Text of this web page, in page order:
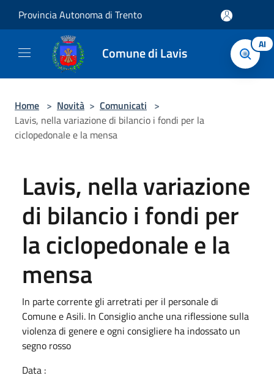
Provincia Autonoma di Trento
Comune di Lavis AI
Home > Novità > Comunicati >
Lavis, nella variazione di bilancio i fondi per la
ciclopedonale e la mensa
Lavis, nella variazione
di bilancio i fondi per
la ciclopedonale e la
mensa
In parte corrente gli arretrati per il personale di
Comune e Asili. In Consiglio anche una riflessione sulla
violenza di genere e ogni consigliere ha indossato un
segno rosso
Data :